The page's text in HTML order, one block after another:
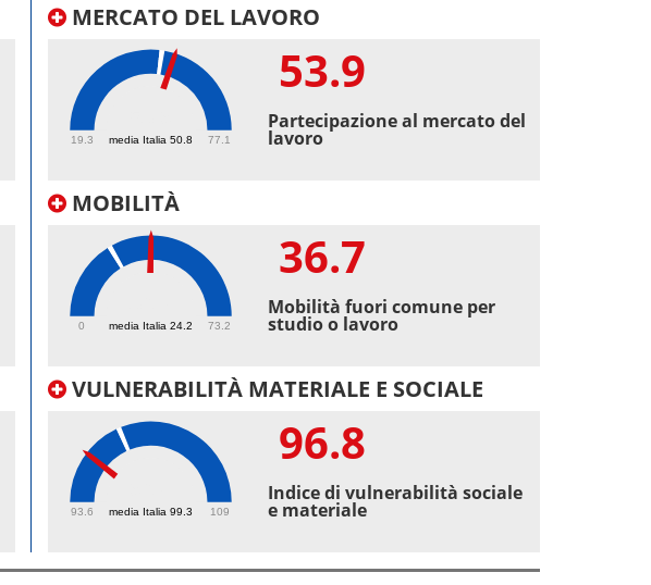
MERCATO DEL LAVORO
media Italia 50.8
19.3 77.1
53.9
Partecipazione al mercato del
lavoro
MOBILITÀ
media Italia 24.2
0 73.2
36.7
Mobilità fuori comune per
studio o lavoro
VULNERABILITÀ MATERIALE E SOCIALE
media Italia 99.3
93.6 109
96.8
Indice di vulnerabilità sociale
e materiale